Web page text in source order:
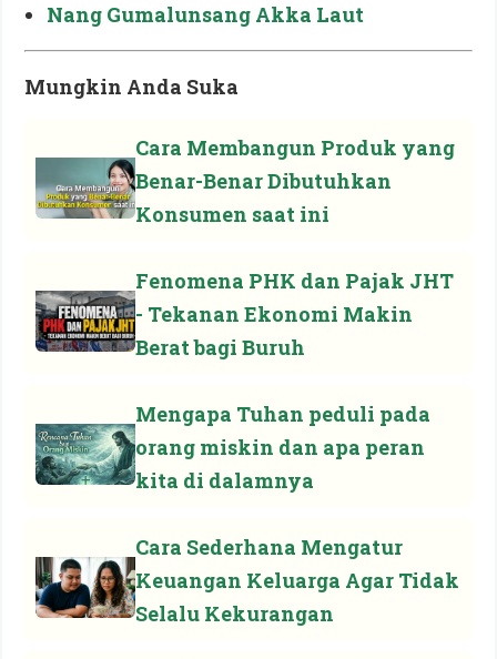
Nang Gumalunsang Akka Laut
Mungkin Anda Suka
Cara Membangun Produk yang
Benar-Benar Dibutuhkan
Konsumen saat ini
Fenomena PHK dan Pajak JHT
- Tekanan Ekonomi Makin
Berat bagi Buruh
Mengapa Tuhan peduli pada
orang miskin dan apa peran
kita di dalamnya
Cara Sederhana Mengatur
Keuangan Keluarga Agar Tidak
Selalu Kekurangan